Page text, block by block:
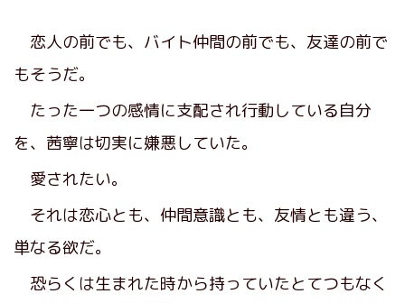
恋人の前でも、バイト仲間の前でも、友達の前で
もそうだ。
たった一つの感情に支配され行動している自分
を、茜寧は切実に嫌悪していた。
愛されたい。
それは恋心とも、仲間意識とも、友情とも違う、
単なる欲だ。
恐らくは生まれた時から持っていたとてつもなく